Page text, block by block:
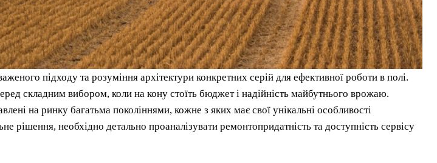
підходу та розуміння архітектури конкретних серій для ефективної роботи в полі.
складним вибором, коли на кону стоїть бюджет і надійність майбутнього врожаю.
на ринку багатьма поколіннями, кожне з яких має свої унікальні особливості
рішення, необхідно детально проаналізувати ремонтопридатність та доступність сервісу